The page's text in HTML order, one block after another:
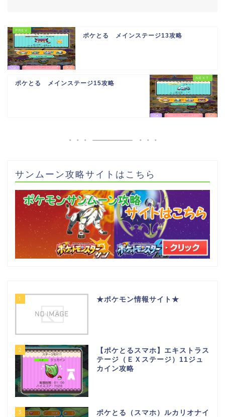
ポケとる メインステージ13攻略
ポケとる メインステージ15攻略
サンムーン攻略サイトはこちら
1 ★ポケモン情報サイト★
2
【ポケとるスマホ】エキストラス
テージ（ＥＸステージ）11ジュ
カイン攻略
3
ポケとる（スマホ）ルカリオナイ